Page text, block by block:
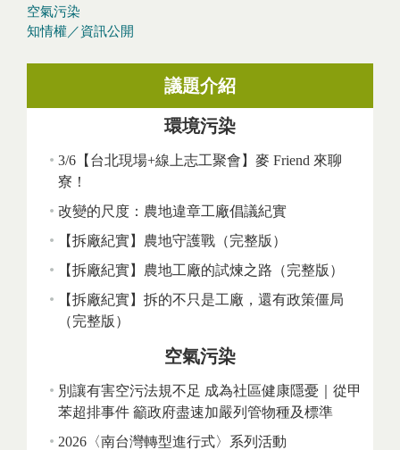
空氣污染
知情權／資訊公開
議題介紹
環境污染
3/6【台北現場+線上志工聚會】麥 Friend 來聊
寮！
改變的尺度：農地違章工廠倡議紀實
【拆廠紀實】農地守護戰（完整版）
【拆廠紀實】農地工廠的試煉之路（完整版）
【拆廠紀實】拆的不只是工廠，還有政策僵局
（完整版）
空氣污染
別讓有害空污法規不足 成為社區健康隱憂｜從甲
苯超排事件 籲政府盡速加嚴列管物種及標準
2026〈南台灣轉型進行式〉系列活動